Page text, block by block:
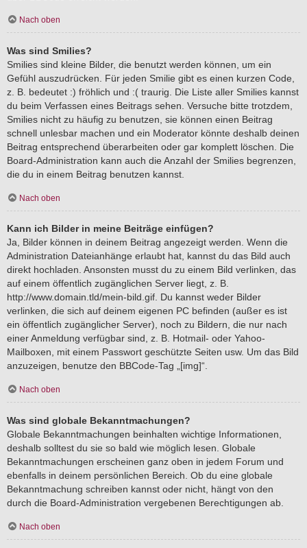
Nach oben
Was sind Smilies?
Smilies sind kleine Bilder, die benutzt werden können, um ein
Gefühl auszudrücken. Für jeden Smilie gibt es einen kurzen Code,
z. B. bedeutet :) fröhlich und :( traurig. Die Liste aller Smilies kannst
du beim Verfassen eines Beitrags sehen. Versuche bitte trotzdem,
Smilies nicht zu häufig zu benutzen, sie können einen Beitrag
schnell unlesbar machen und ein Moderator könnte deshalb deinen
Beitrag entsprechend überarbeiten oder gar komplett löschen. Die
Board-Administration kann auch die Anzahl der Smilies begrenzen,
die du in einem Beitrag benutzen kannst.
Nach oben
Kann ich Bilder in meine Beiträge einfügen?
Ja, Bilder können in deinem Beitrag angezeigt werden. Wenn die
Administration Dateianhänge erlaubt hat, kannst du das Bild auch
direkt hochladen. Ansonsten musst du zu einem Bild verlinken, das
auf einem öffentlich zugänglichen Server liegt, z. B.
http://www.domain.tld/mein-bild.gif. Du kannst weder Bilder
verlinken, die sich auf deinem eigenen PC befinden (außer es ist
ein öffentlich zugänglicher Server), noch zu Bildern, die nur nach
einer Anmeldung verfügbar sind, z. B. Hotmail- oder Yahoo-
Mailboxen, mit einem Passwort geschützte Seiten usw. Um das Bild
anzuzeigen, benutze den BBCode-Tag „[img]“.
Nach oben
Was sind globale Bekanntmachungen?
Globale Bekanntmachungen beinhalten wichtige Informationen,
deshalb solltest du sie so bald wie möglich lesen. Globale
Bekanntmachungen erscheinen ganz oben in jedem Forum und
ebenfalls in deinem persönlichen Bereich. Ob du eine globale
Bekanntmachung schreiben kannst oder nicht, hängt von den
durch die Board-Administration vergebenen Berechtigungen ab.
Nach oben